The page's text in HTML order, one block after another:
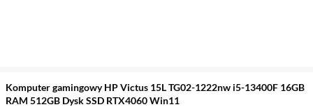
Komputer gamingowy HP Victus 15L TG02-1222nw i5-13400F 16GB
RAM 512GB Dysk SSD RTX4060 Win11